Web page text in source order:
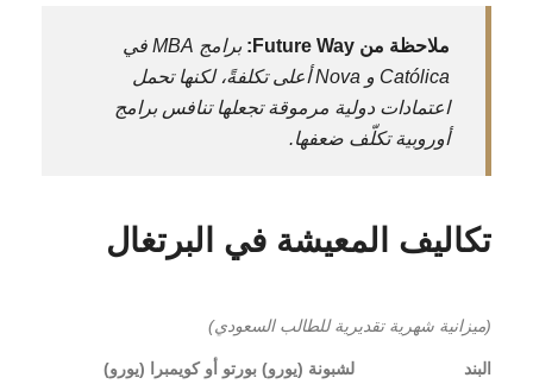
ملاحظة من Future Way:
برامج MBA في
Católica و Nova أعلى تكلفةً، لكنها تحمل
اعتمادات دولية مرموقة تجعلها تنافس برامج
أوروبية تكلّف ضعفها.
تكاليف المعيشة في البرتغال
(ميزانية شهرية تقديرية للطالب السعودي)
البند لشبونة (يورو) بورتو أو كويمبرا (يورو)